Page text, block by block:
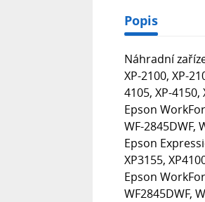
Popis
Náhradní
XP-2100, XP-
4105, XP-4150,
Epson
WF-2845DWF,
Epson
XP3155,
Epson
WF2845DWF,